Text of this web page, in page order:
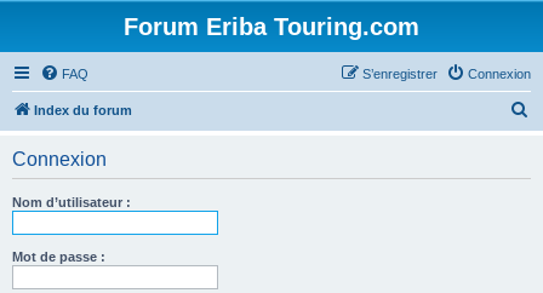
Forum Eriba Touring.com
FAQ Connexion
S’enregistrer
Index du forum
Connexion
Nom d’utilisateur :
Mot de passe :